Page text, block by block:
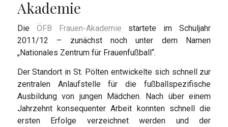
Akademie
Die ÖFB Frauen-Akademie startete im Schuljahr
2011/12 – zunächst noch unter dem Namen
„Nationales Zentrum für Frauenfußball“.
Der Standort in St. Pölten entwickelte sich schnell zur
zentralen Anlaufstelle für die fußballspezifische
Ausbildung von jungen Mädchen. Nach über einem
Jahrzehnt konsequenter Arbeit konnten schnell die
ersten Erfolge verzeichnet werden und der